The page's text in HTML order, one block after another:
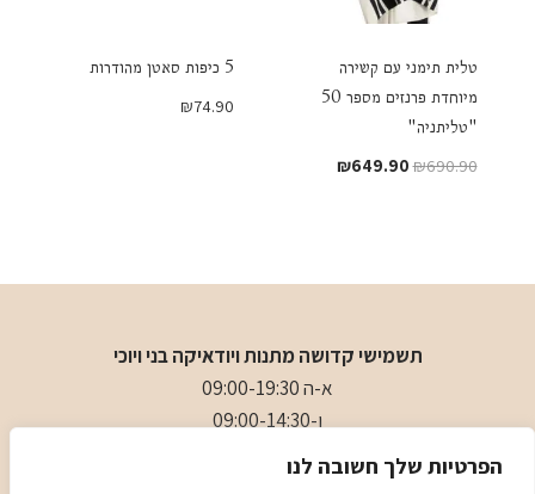
הפרטיות שלך חשובה לנו
טלית תימני עם קשירה
מיוחדת פרנזים מספר 50
"טליתניה"
₪690.90
המחיר
₪649.90 המחיר
5 כיפות סאטן מהודרות
₪74.90
תשמישי קדושה מתנות ויודאיקה בני ויוכי
א-ה 09:00-19:30
ו-09:00-14:30
- 0509501282
: כיכר המייסדים 4 ראשון לציון (ליד הבית כנסת הגדול)